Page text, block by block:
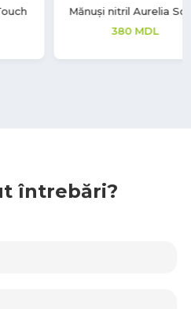
Mănuși vinil Soft Touch
MDL
întrebări?